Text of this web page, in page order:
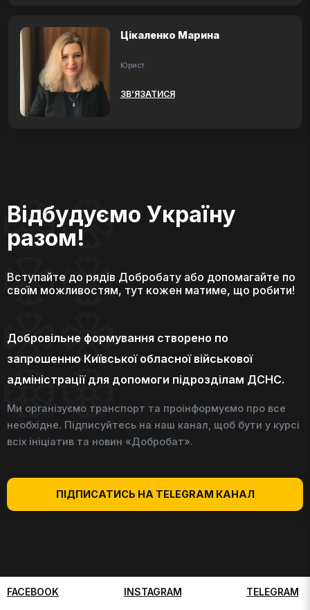
Цікаленко Марина
Юрист
ЗВ’ЯЗАТИСЯ
Відбудуємо Україну
разом!
Вступайте до рядів Добробату або допомагайте по
своїм можливостям, тут кожен матиме, що робити!
Добровільне формування створено по
запрошенню Київської обласної військової
адміністрації для допомоги підрозділам ДСНС.
Ми організуємо транспорт та проінформуємо про все
необхідне. Підписуйтесь на наш канал, щоб бути у курсі
всіх ініціатив та новин «Добробат».
ПІДПИСАТИСЬ НА TELEGRAM КАНАЛ
FACEBOOK INSTAGRAM TELEGRAM